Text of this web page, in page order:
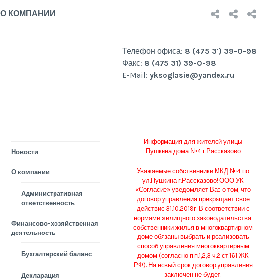
О КОМПАНИИ
О
Телефон офиса: 8 (475 31) 39-0-98
Факс: 8 (475 31) 39-0-98
E-Mail: yksoglasie@yandex.ru
Новости
О компании
Административная
ответственность
Финансово-хозяйственная
деятельность
Бухгалтерский баланс
Декларация
Информация для жителей улицы
Пушкина дома №4 г.Рассказово
Уважаемые собственники МКД №4 по
ул.Пушкина г.Рассказово! ООО УК
«Согласие» уведомляет Вас о том, что
договор управления прекращает свое
действие 31.10.2019г. В соответствии с
нормами жилищного законодательства,
собственники жилья в многоквартирном
доме обязаны выбрать и реализовать
способ управления многоквартирным
домом (согласно п.п.1,2,3 ч.2 ст.161 ЖК
РФ). На новый срок договор управления
заключен не будет.